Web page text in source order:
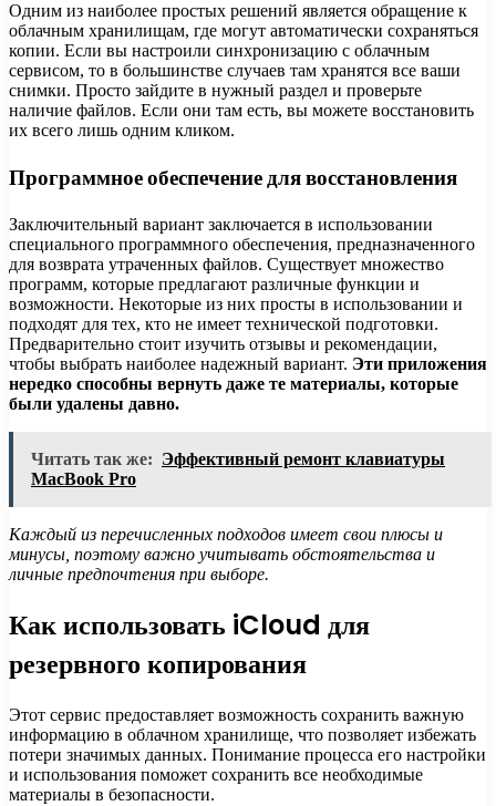
Одним из наиболее простых решений является обращение к
облачным хранилищам, где могут автоматически сохраняться
копии. Если вы настроили синхронизацию с облачным
сервисом, то в большинстве случаев там хранятся все ваши
снимки. Просто зайдите в нужный раздел и проверьте
наличие файлов. Если они там есть, вы можете восстановить
их всего лишь одним кликом.
Программное обеспечение для восстановления
Заключительный вариант заключается в использовании
специального программного обеспечения, предназначенного
для возврата утраченных файлов. Существует множество
программ, которые предлагают различные функции и
возможности. Некоторые из них просты в использовании и
подходят для тех, кто не имеет технической подготовки.
Предварительно стоит изучить отзывы и рекомендации,
чтобы выбрать наиболее надежный вариант. Эти приложения
нередко способны вернуть даже те материалы, которые
были удалены давно.
Читать так же: Эффективный ремонт клавиатуры
MacBook Pro
Каждый из перечисленных подходов имеет свои плюсы и
минусы, поэтому важно учитывать обстоятельства и
личные предпочтения при выборе.
Как использовать iCloud для
резервного копирования
Этот сервис предоставляет возможность сохранить важную
информацию в облачном хранилище, что позволяет избежать
потери значимых данных. Понимание процесса его настройки
и использования поможет сохранить все необходимые
материалы в безопасности.